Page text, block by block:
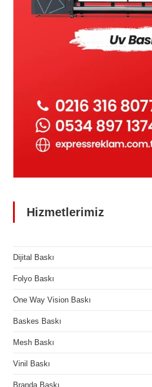
Hizmetlerimiz
Dijital Baskı
Folyo Baskı
One Way Vision Baskı
Baskes Baskı
Mesh Baskı
Vinil Baskı
Branda Baskı